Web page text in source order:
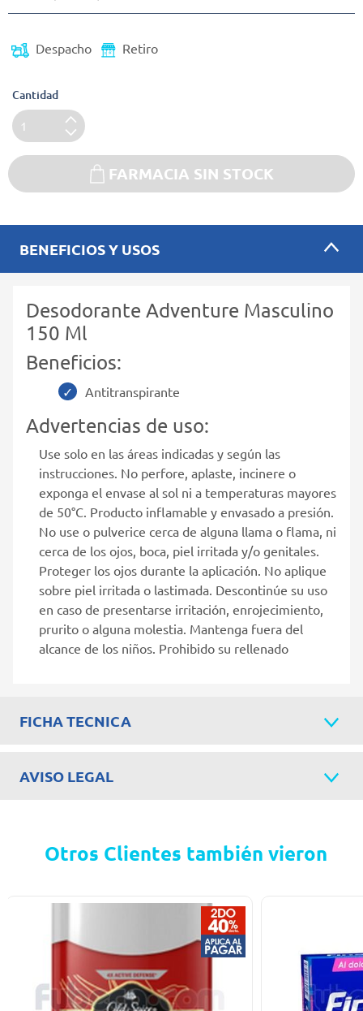
Despacho Retiro
Cantidad
FARMACIA SIN STOCK
BENEFICIOS Y USOS
Desodorante Adventure Masculino
150 Ml
Beneficios:
Antitranspirante
Advertencias de uso:
Use solo en las áreas indicadas y según las
instrucciones. No perfore, aplaste, incinere o
exponga el envase al sol ni a temperaturas mayores
de 50°C. Producto inflamable y envasado a presión.
No use o pulverice cerca de alguna llama o flama, ni
cerca de los ojos, boca, piel irritada y/o genitales.
Proteger los ojos durante la aplicación. No aplique
sobre piel irritada o lastimada. Descontinúe su uso
en caso de presentarse irritación, enrojecimiento,
prurito o alguna molestia. Mantenga fuera del
alcance de los niños. Prohibido su rellenado
FICHA TECNICA
AVISO LEGAL
Otros Clientes también vieron